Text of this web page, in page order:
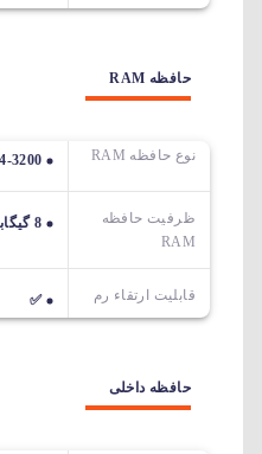
حافظه RAM
نوع حافظه RAM DDR4-3200
ظرفیت حافظه
RAM
8 گیگابایت
قابلیت ارتقاء رم ✅
حافظه داخلی